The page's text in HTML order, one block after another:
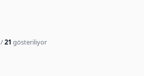
/21 gösteriliyor